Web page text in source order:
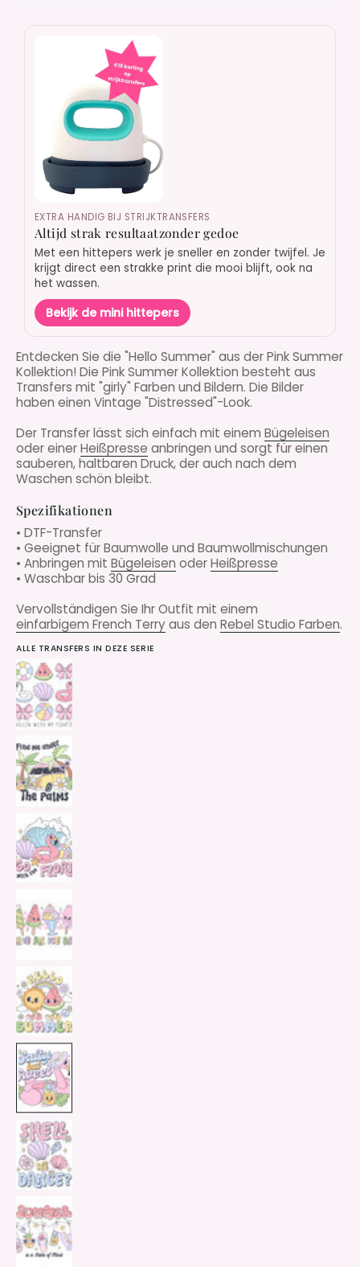
EXTRA HANDIG BIJ STRIJKTRANSFERS
Altijd strak resultaatzonder gedoe
Met een hittepers werk je sneller en zonder twijfel. Je
krijgt direct een strakke print die mooi blijft, ook na
het wassen.
Bekijk de mini hittepers
Entdecken Sie die "Hello Summer" aus der Pink Summer
Kollektion! Die Pink Summer Kollektion besteht aus
Transfers mit "girly" Farben und Bildern. Die Bilder
haben einen Vintage "Distressed"-Look.
Der Transfer lässt sich einfach mit einem Bügeleisen
oder einerHeißpresse anbringen und sorgt für einen
sauberen, haltbaren Druck, der auch nach dem
Waschen schön bleibt.
Spezifikationen
• DTF-Transfer
• Geeignet für Baumwolle und Baumwollmischungen
• Anbringen mit Bügeleisen oderHeißpresse
• Waschbar bis 30 Grad
Vervollständigen Sie Ihr Outfit mit einem
einfarbigem French Terry aus den Rebel Studio Farben.
ALLE TRANSFERS IN DEZE SERIE